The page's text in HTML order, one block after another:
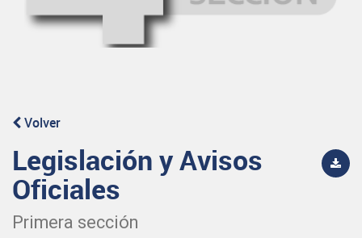
Volver
Legislación y Avisos
Oficiales
Primera sección